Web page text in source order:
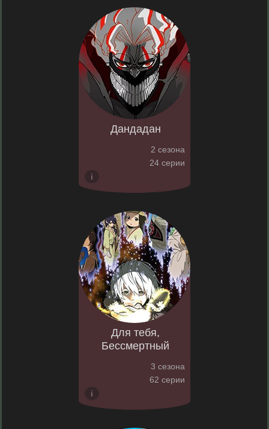
Дандадан
2 сезона
24 серии
Для тебя,
Бессмертный
3 сезона
62 серии